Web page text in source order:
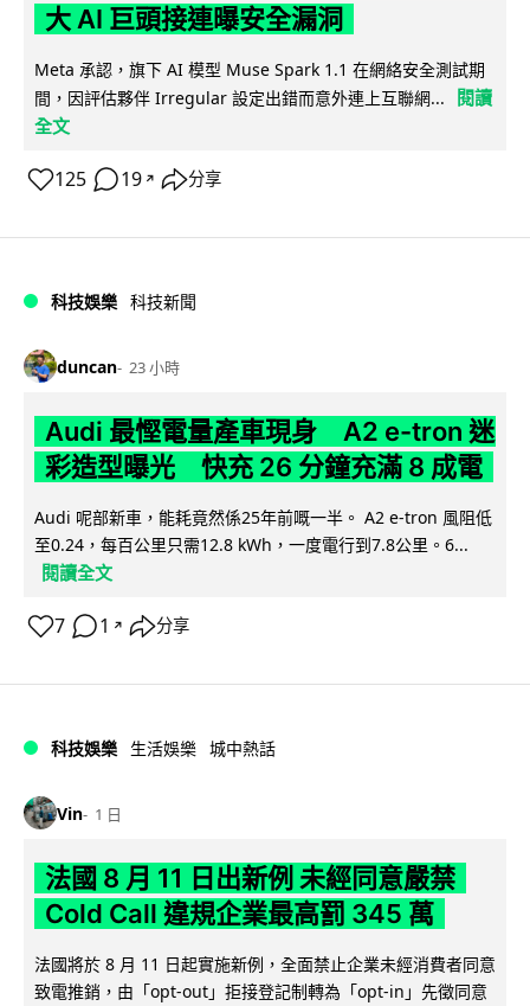
大 AI 巨頭接連曝安全漏洞
Meta 承認，旗下 AI 模型 Muse Spark 1.1 在網絡安全測試期
間，因評估夥伴 Irregular 設定出錯而意外連上互聯網...
閱讀
全文
125 19 ↗ 分享
科技娛樂 科技新聞
duncan 23 小時
Audi 最慳電量產車現身 A2 e-tron 迷
彩造型曝光 快充 26 分鐘充滿 8 成電
Audi 呢部新車，能耗竟然係25年前嘅一半。 A2 e-tron 風阻低
至0.24，每百公里只需12.8 kWh，一度電行到7.8公里。6...
閱讀全文
7 1 ↗ 分享
科技娛樂 生活娛樂 城中熱話
Vin 1 日
法國 8 月 11 日出新例 未經同意嚴禁
Cold Call 違規企業最高罰 345 萬
法國將於 8 月 11 日起實施新例，全面禁止企業未經消費者同意
致電推銷，由「opt-out」拒接登記制轉為「opt-in」先徵同意